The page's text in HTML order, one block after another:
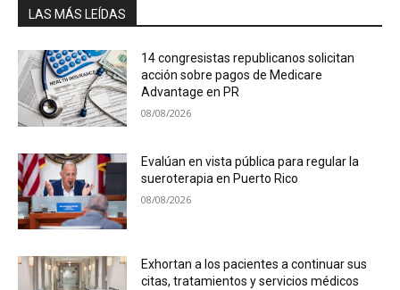
LAS MÁS LEÍDAS
14 congresistas republicanos solicitan
acción sobre pagos de Medicare
Advantage en PR
08/08/2026
Evalúan en vista pública para regular la
sueroterapia en Puerto Rico
08/08/2026
Exhortan a los pacientes a continuar sus
citas, tratamientos y servicios médicos